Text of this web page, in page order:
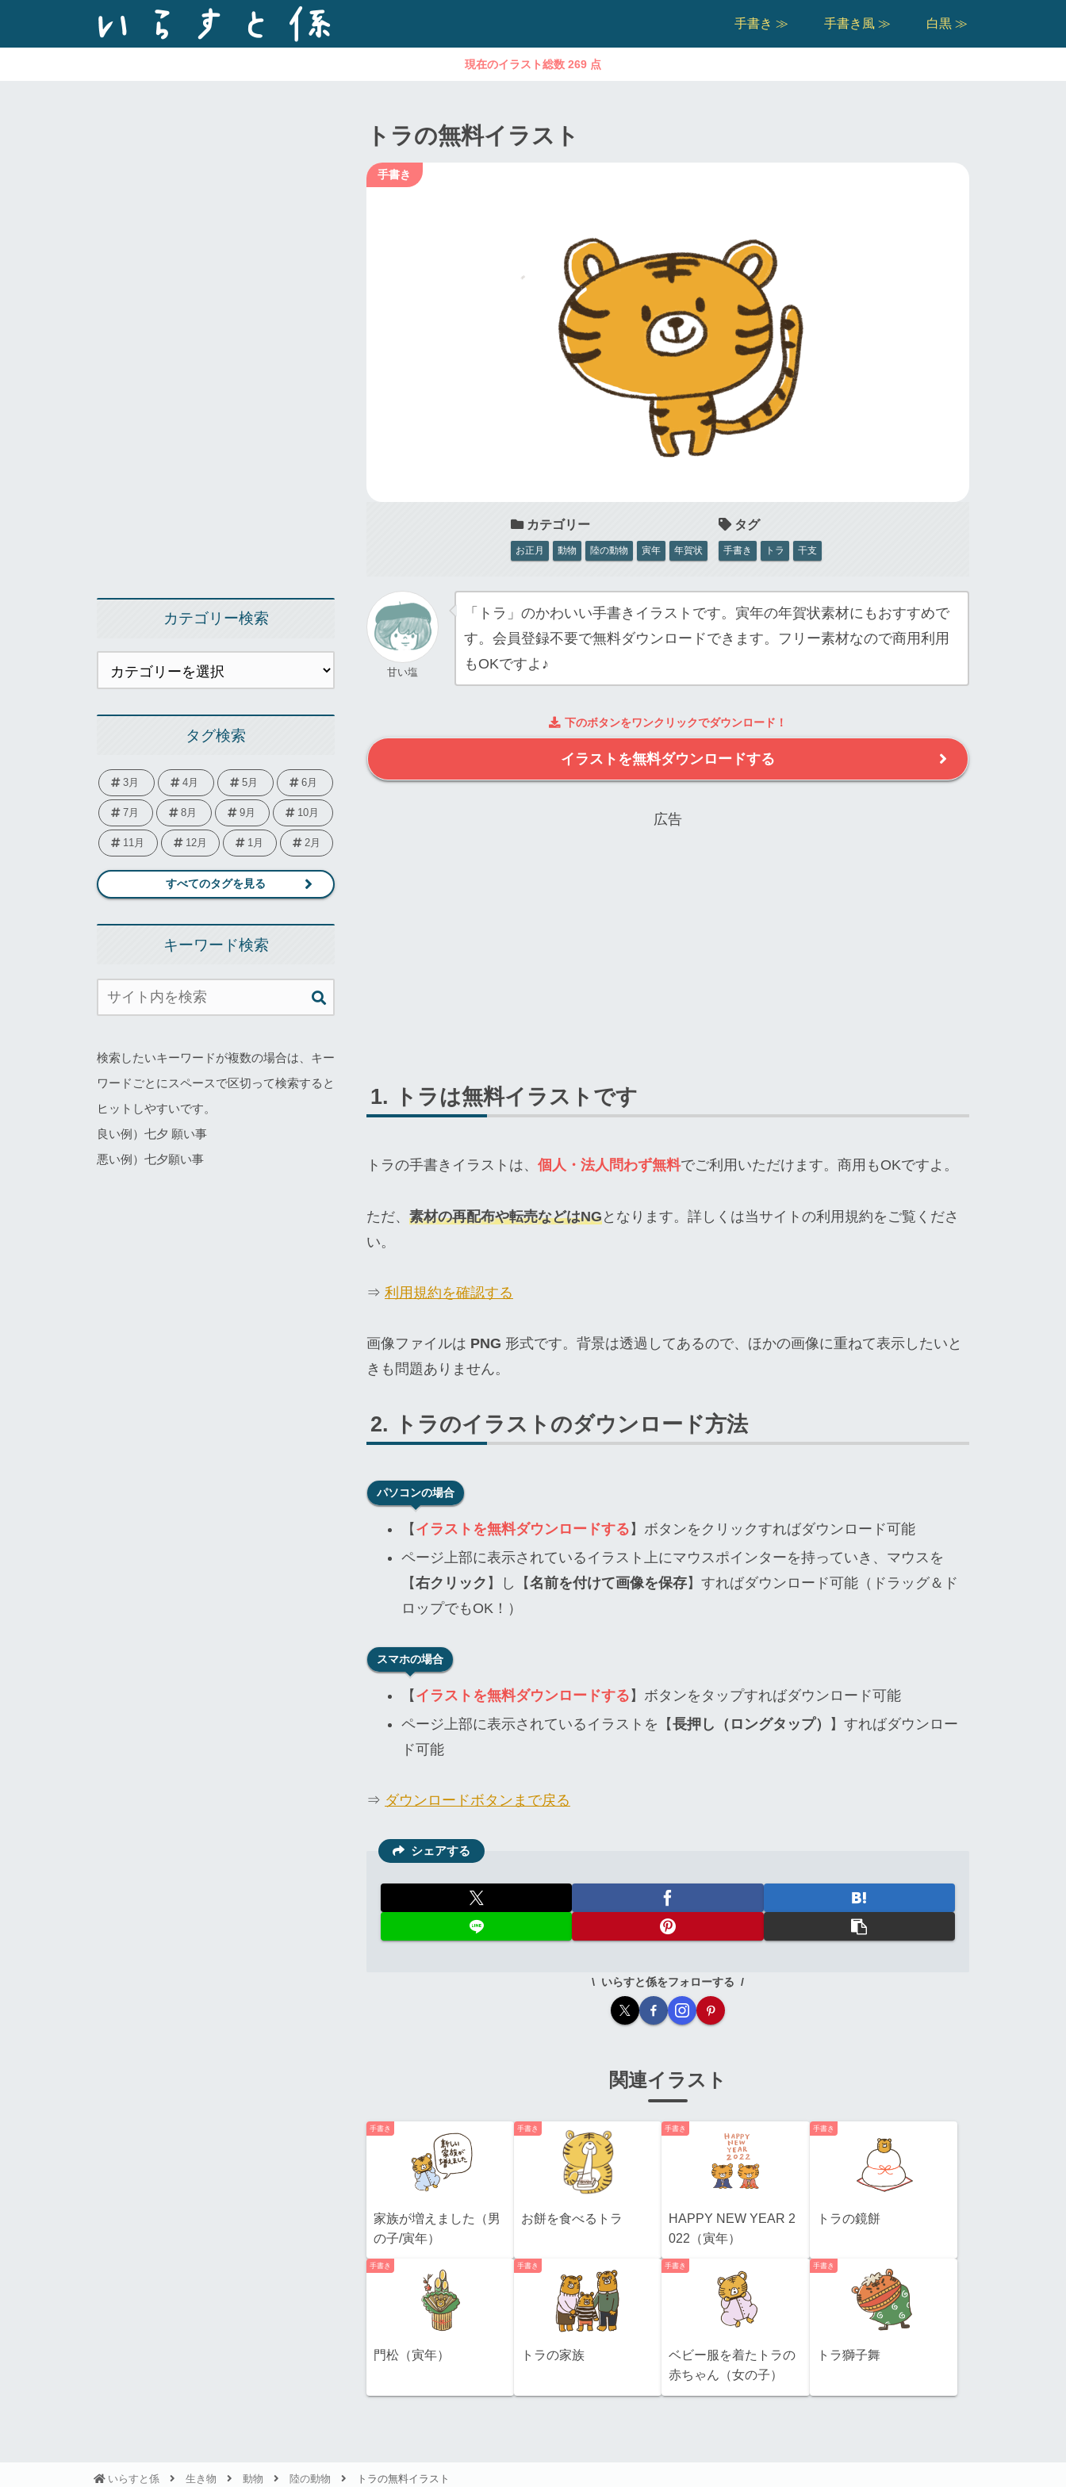
手書き ≫ 手書き風 ≫ 白黒 ≫
現在のイラスト総数 269 点
トラの無料イラスト
お正月 動物 陸の動物 寅年 年賀状 手書き トラ 干支
甘い塩
「トラ」のかわいい手書きイラストです。寅年の年賀状素材にもおすすめで
す。会員登録不要で無料ダウンロードできます。フリー素材なので商用利用
もOKですよ♪
下のボタンをワンクリックでダウンロード！
イラストを無料ダウンロードする
広告
トラは無料イラストです
トラの手書きイラストは、 個人・法人問わず無料でご利用いただけます。商用もOKですよ。
ただ、 素材の再配布や転売などはNGとなります。詳しくは当サイトの利用規約をご覧くださ
い。
⇒ 利用規約を確認する
画像ファイルは PNG 形式です。背景は透過してあるので、ほかの画像に重ねて表示したいと
きも問題ありません。
トラのイラストのダウンロード方法
パソコンの場合
【 イラストを無料ダウンロードする 】ボタンをクリックすればダウンロード可能
ページ上部に表示されているイラスト上にマウスポインターを持っていき、マウスを
【右クリック 】し【名前を付けて画像を保存】すればダウンロード可能（ドラッグ＆ド
ロップでもOK！）
スマホの場合
【 イラストを無料ダウンロードする 】ボタンをタップすればダウンロード可能
ページ上部に表示されているイラストを【長押し（ロングタップ）
】すればダウンロー
ド可能
⇒ ダウンロードボタンまで戻る
シェアする
いらすと係をフォローする
関連イラスト
手書き
家族が増えました（男
の子/寅年）
手書き
お餅を食べるトラ
手書き
HAPPY NEW YEAR 2
022（寅年）
手書き
トラの鏡餅
手書き
門松（寅年）
手書き
トラの家族
手書き
ベビー服を着たトラの
赤ちゃん（女の子）
手書き
トラ獅子舞
カテゴリー検索
タグ検索
3月 4月 5月 6月
7月 8月 9月 10月
11月 12月 1月 2月
すべてのタグを見る
キーワード検索
検索したいキーワードが複数の場合は、キー
ワードごとにスペースで区切って検索すると
ヒットしやすいです。
良い例）七夕 願い事
悪い例）七夕願い事
いらすと係 生き物 動物 陸の動物 トラの無料イラスト